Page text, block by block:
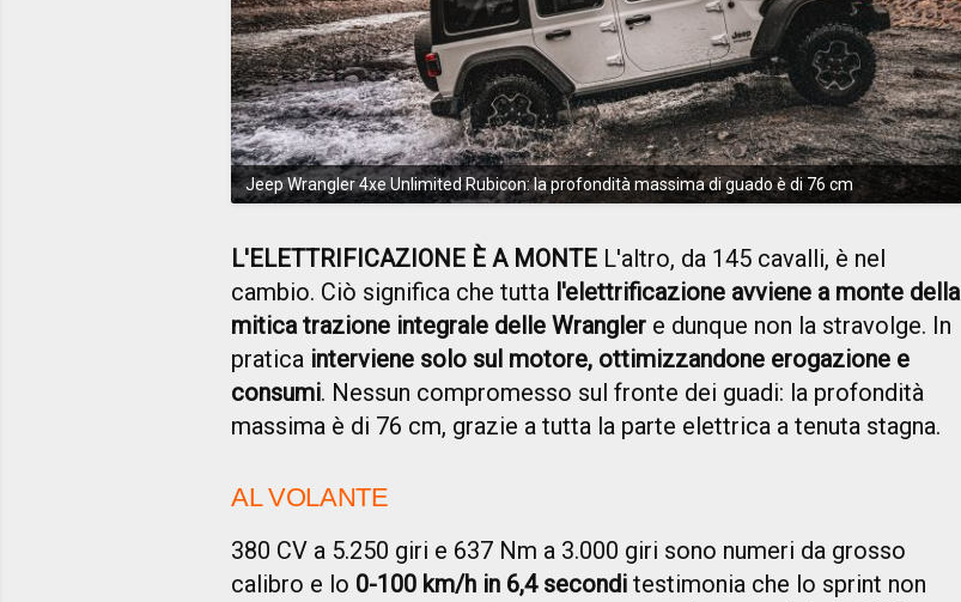
Jeep Wrangler 4xe Unlimited Rubicon: la profondità massima di guado è di 76 cm
L'ELETTRIFICAZIONE È A MONTE L'altro, da 145 cavalli, è nel
cambio. Ciò significa che tutta l'elettrificazione avviene a monte della
mitica trazione integrale delle Wrangler e dunque non la stravolge. In
pratica interviene solo sul motore, ottimizzandone erogazione e
consumi. Nessun compromesso sul fronte dei guadi: la profondità
massima è di 76 cm, grazie a tutta la parte elettrica a tenuta stagna.
AL VOLANTE
380 CV a 5.250 giri e 637 Nm a 3.000 giri sono numeri da grosso
calibro e lo 0-100 km/h in 6,4 secondi testimonia che lo sprint non